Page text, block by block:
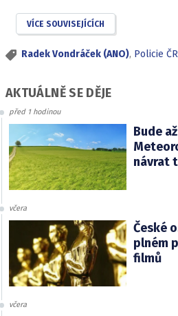
VÍCE SOUVISEJÍCÍCH
Radek Vondráček (ANO), Policie ČR
AKTUÁLNĚ SE DĚJE
před 1 hodinou
Bude
návrat
včera
České
plném
filmů
včera